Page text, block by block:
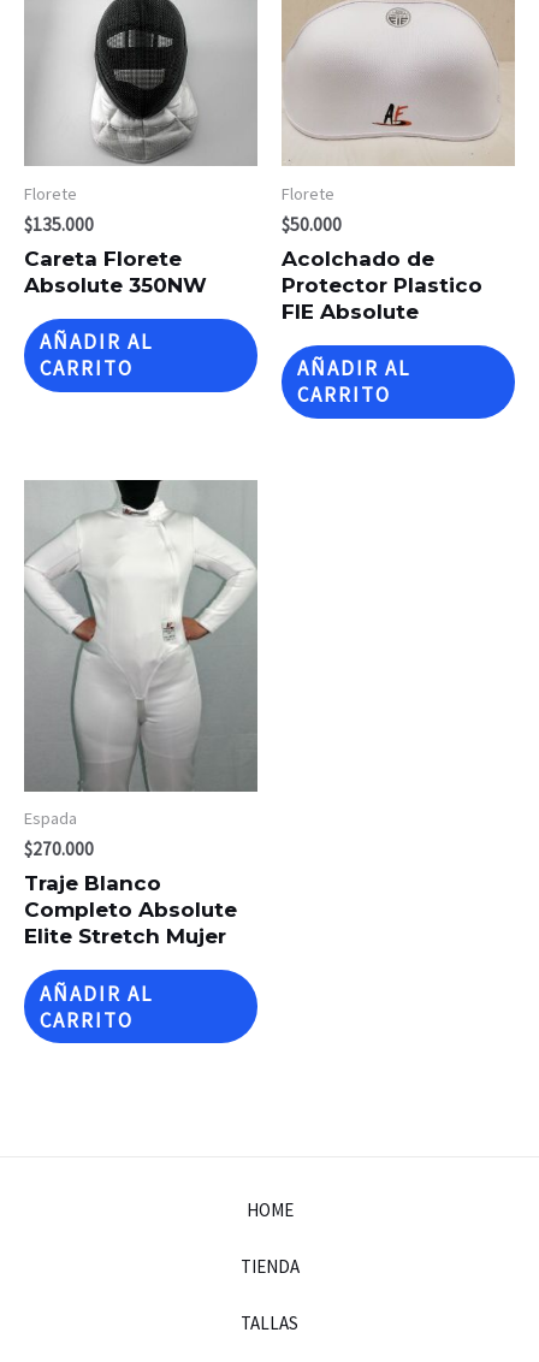
Florete
$135.000
Careta Florete
Absolute 350NW
AÑADIR AL
CARRITO
Florete
$50.000
Acolchado de
Protector Plastico
FIE Absolute
AÑADIR AL
CARRITO
Espada
$270.000
Traje Blanco
Completo Absolute
Elite Stretch Mujer
AÑADIR AL
CARRITO
HOME
TIENDA
TALLAS